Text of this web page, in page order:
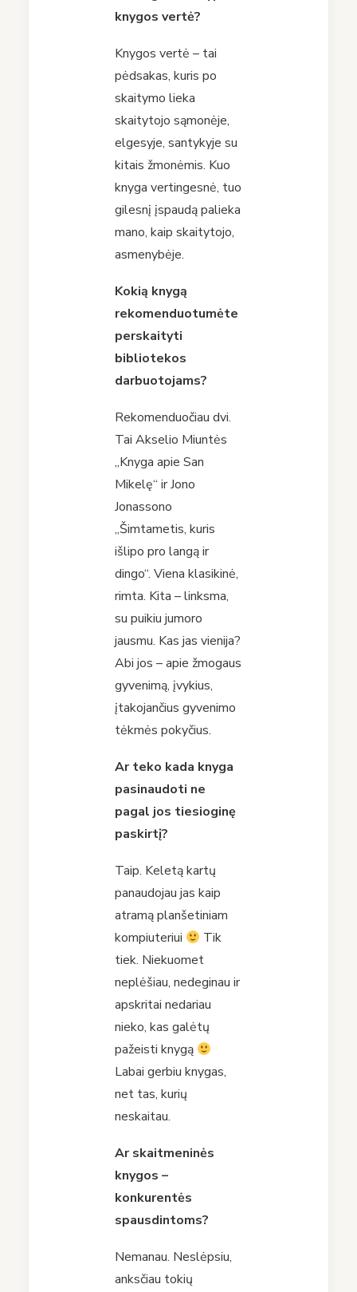
knygos vertė?
Knygos vertė – tai
pėdsakas, kuris po
skaitymo lieka
skaitytojo sąmonėje,
elgesyje, santykyje su
kitais žmonėmis. Kuo
knyga vertingesnė, tuo
gilesnį įspaudą palieka
mano, kaip skaitytojo,
asmenybėje.
Kokią knygą
rekomenduotumėte
perskaityti
bibliotekos
darbuotojams?
Rekomenduočiau dvi.
Tai Akselio Miuntės
„Knyga apie San
Mikelę“ ir Jono
Jonassono
„Šimtametis, kuris
išlipo pro langą ir
dingo“. Viena klasikinė,
rimta. Kita – linksma,
su puikiu jumoro
jausmu. Kas jas vienija?
Abi jos – apie žmogaus
gyvenimą, įvykius,
įtakojančius gyvenimo
tėkmės pokyčius.
Ar teko kada knyga
pasinaudoti ne
pagal jos tiesioginę
paskirtį?
Taip. Keletą kartų
panaudojau jas kaip
atramą planšetiniam
kompiuteriui
Tik
tiek. Niekuomet
neplėšiau, nedeginau ir
apskritai nedariau
nieko, kas galėtų
pažeisti knygą
Labai gerbiu knygas,
net tas, kurių
neskaitau.
Ar skaitmeninės
knygos –
konkurentės
spausdintoms?
Nemanau. Neslėpsiu,
anksčiau tokių